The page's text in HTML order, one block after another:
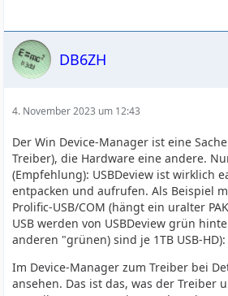
DB6ZH
4. November 2023 um 12:43
Der Win Device-Manager ist eine
Treiber), die Hardware eine andere.
(Empfehlung): USBDeview ist wirklich
entpacken und aufrufen. Als Beispiel
Prolific-USB/COM (hängt ein uralter
USB werden von USBDeview grün
anderen "grünen) sind je 1TB USB-HD):
Im Device-Manager zum Treiber bei
ansehen. Das ist das, was der Treiber